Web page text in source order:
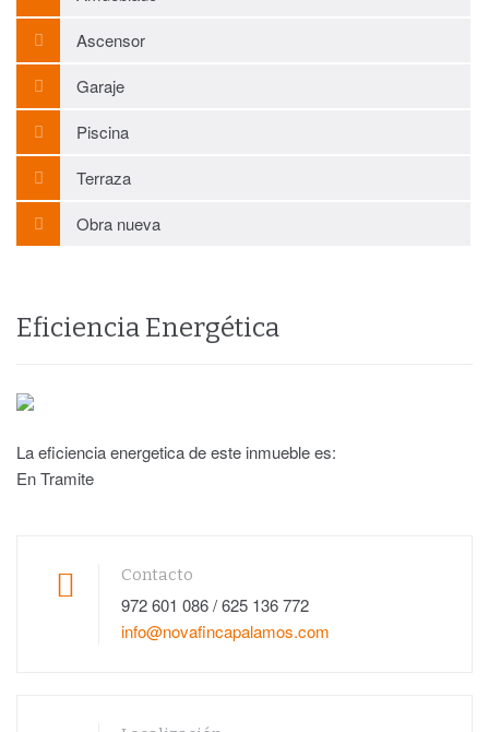
Ascensor
Garaje
Piscina
Terraza
Obra nueva
Eficiencia Energética
La eficiencia energetica de este inmueble es:
En Tramite
Contacto
972 601 086 / 625 136 772
info@novafincapalamos.com